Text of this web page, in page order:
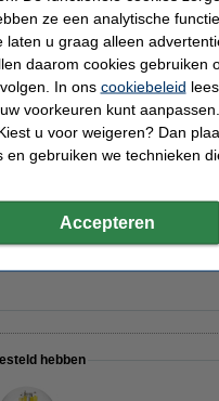
hebben
ze een analytische
u graag alleen
daarom cookies gebruiken
In ons cookiebeleid
voorkeuren kunt
u voor weigeren? Dan
gebruiken we technieken
Accepteren